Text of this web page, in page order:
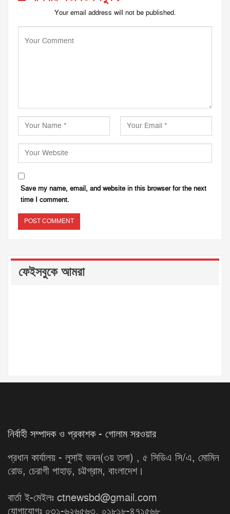
Your email address will not be published.
Save my name, email, and website in this browser for the next
time I comment.
ফেইসবুকে আমরা
নির্বাহী সম্পাদক ও প্রকাশক - গোলাম সরওয়ার
প্রধান কার্যালয় - লুসাই ভবন(৩য় তলা) , ৫ সিডিএ সি/এ, মোমিন
রোড, চেরাগী পাহাড়, চট্টগ্রাম, বাংলাদেশ।
বার্তা ই-মেইলঃ ctnewsbd@gmail.com